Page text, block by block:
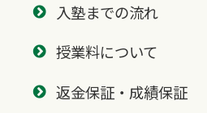
入塾までの流れ
授業料について
返金保証・成績保証